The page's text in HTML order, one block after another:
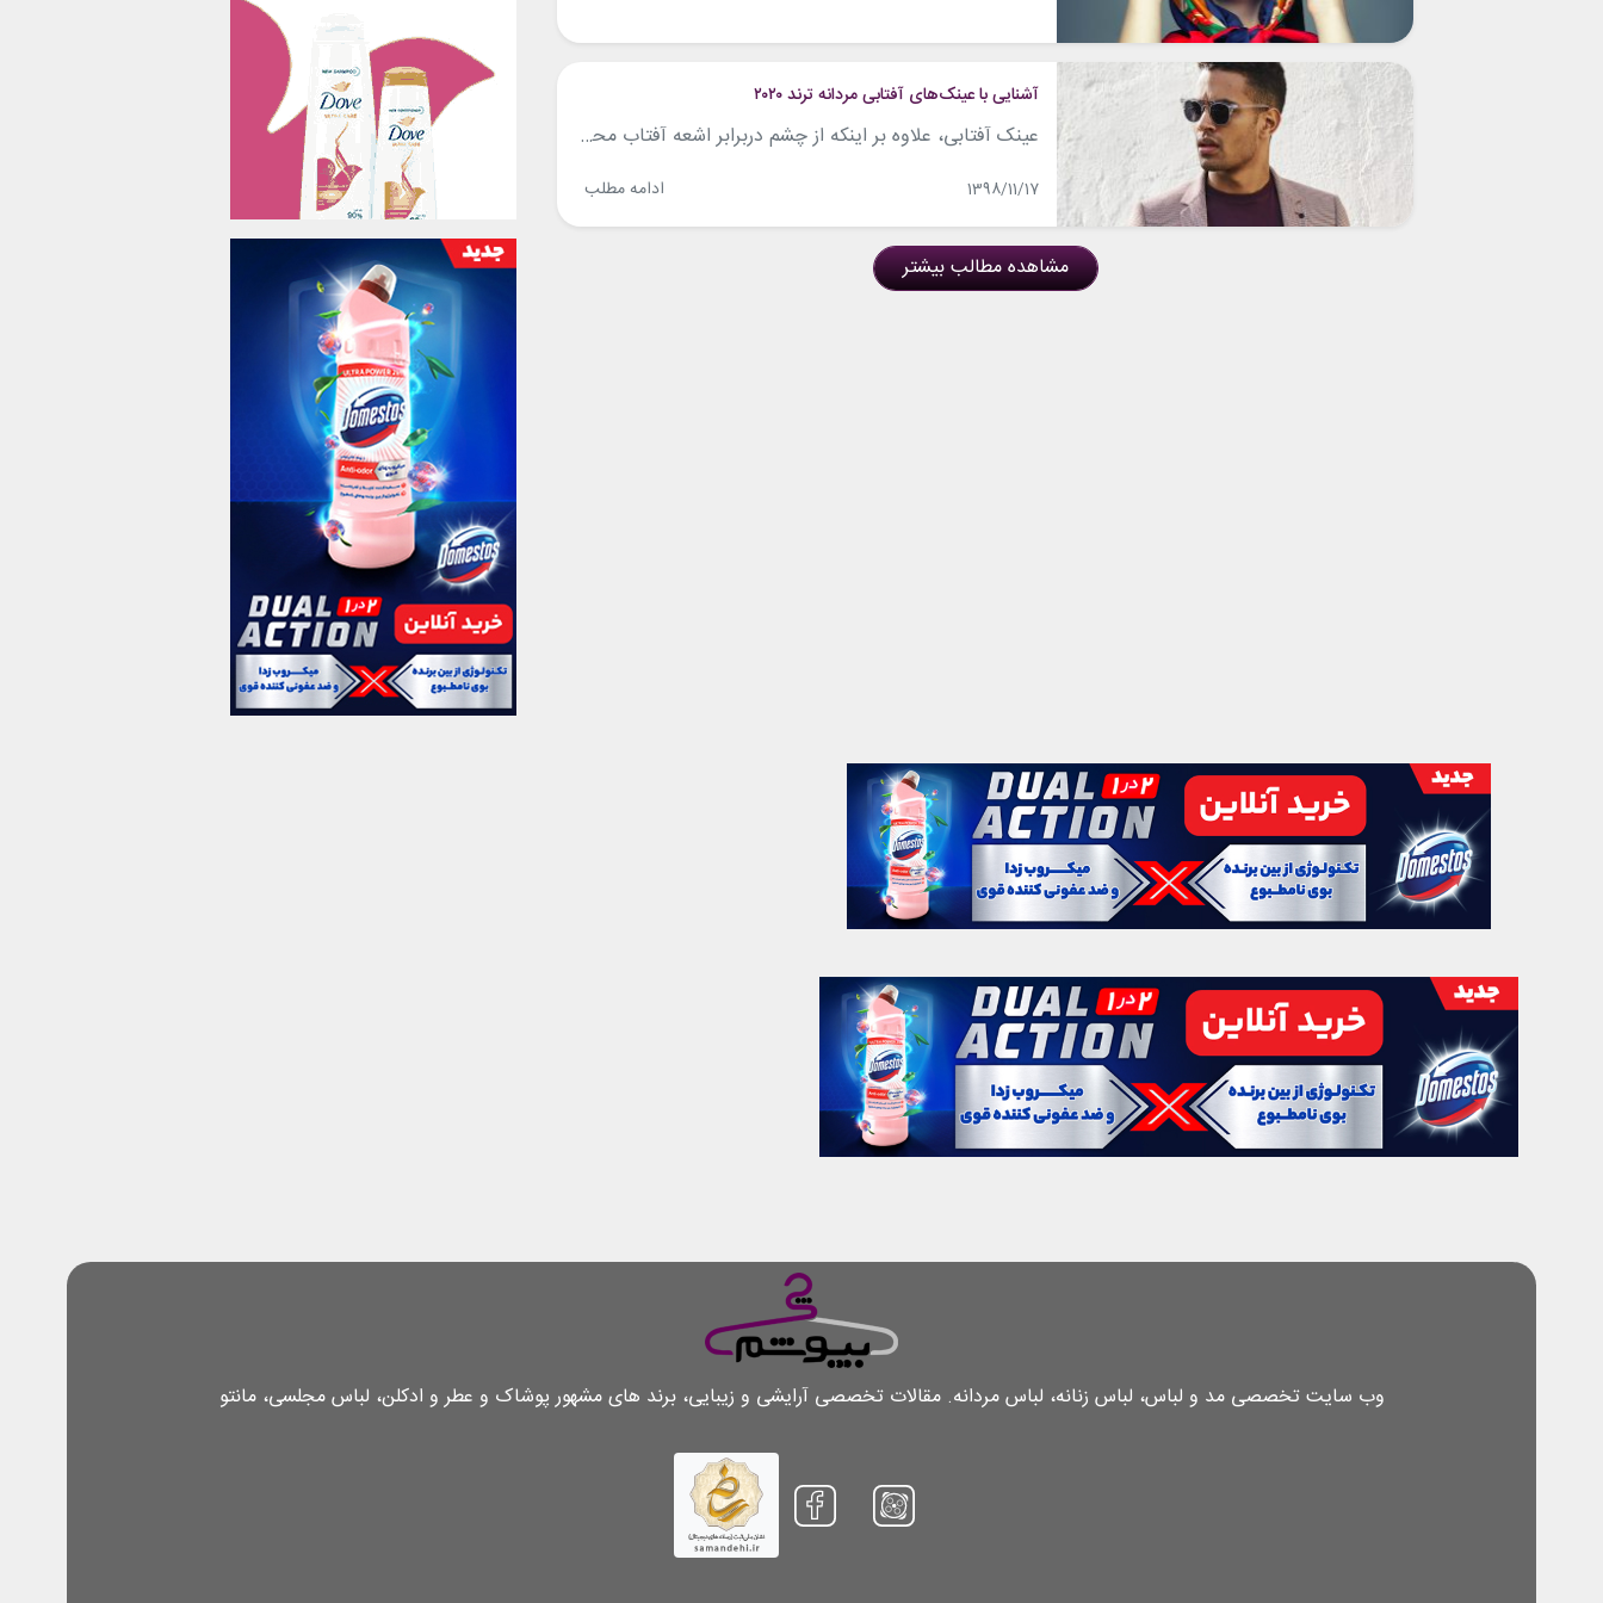
آشنایی با عینک‌های آفتابی مردانه ترند ۲۰۲۰
عینک آفتابی، علاوه بر اینکه از چشم دربرابر اشعه آفتاب محافظت می‌کند، یکی از مهمترین اکسسوری‌های فصول گرم نیز به‌شمار می‌آید. ازطرفی برخی از عینک در فصول سرد سال نیز استفاده می‌کنند، زیرا به‌دلیل وجود برف و یخ، نور خورشید با انعکاس و شدت بیشتری به چشم انسان برخورد می‌کند و افرادی که چشم حساسی...
1398/11/17 ادامه مطلب
مشاهده مطالب بیشتر
وب سایت تخصصی مد و لباس، لباس زنانه، لباس مردانه. مقالات تخصصی آرایشی و زیبایی، برند های مشهور پوشاک و عطر و ادکلن، لباس مجلسی، مانتو